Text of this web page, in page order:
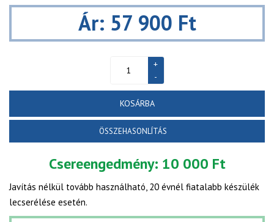
Ár: 57 900 Ft
KOSÁRBA
ÖSSZEHASONLÍTÁS
Csereengedmény: 10 000 Ft
Javítás nélkül tovább használható, 20 évnél fiatalabb készülék
lecserélése esetén.